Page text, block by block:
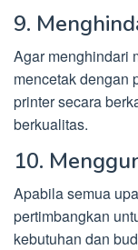
9.
Agar menghindari
mencetak dengan
printer secara
berkualitas.
10.
Apabila semua
pertimbangkan
kebutuhan dan